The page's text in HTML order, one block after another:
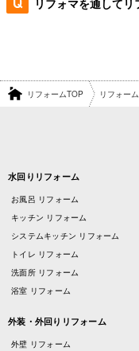
リフォームTOP リフォーム
水回りリフォーム
お風呂 リフォーム
キッチン リフォーム
システムキッチン リフォーム
トイレ リフォーム
洗面所 リフォーム
浴室 リフォーム
外装・外回りリフォーム
外壁 リフォーム